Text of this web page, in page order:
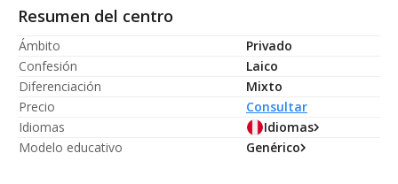
Resumen del centro
Ámbito
Privado
Confesión
Laico
Diferenciación
Mixto
Precio
Consultar
Idiomas
Idiomas
Modelo educativo
Genérico